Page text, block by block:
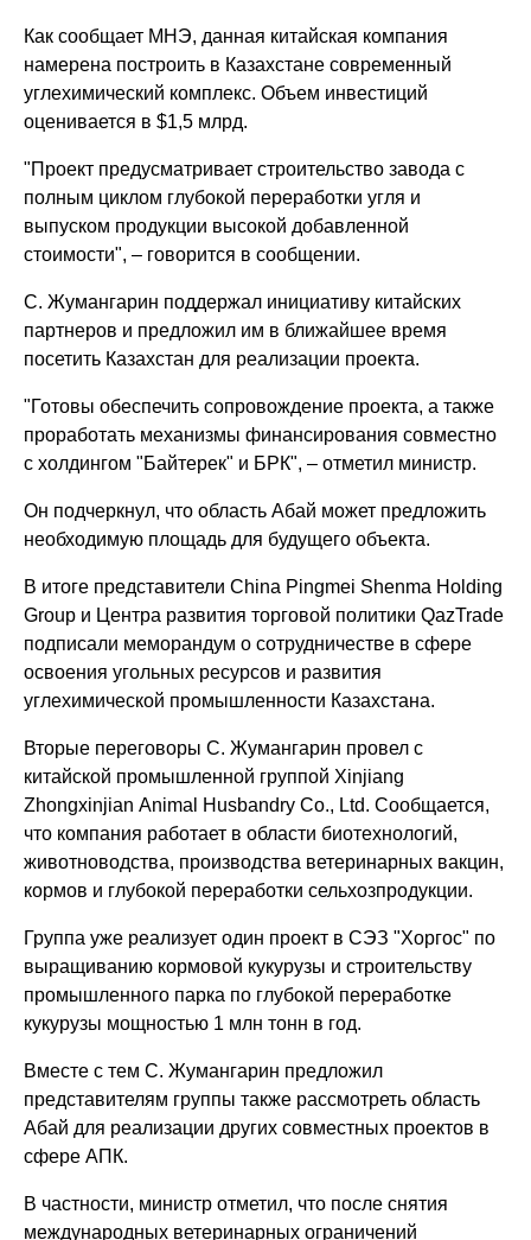
Как сообщает МНЭ, данная китайская компания
намерена построить в Казахстане современный
углехимический комплекс. Объем инвестиций
оценивается в $1,5 млрд.
"Проект предусматривает строительство завода с
полным циклом глубокой переработки угля и
выпуском продукции высокой добавленной
стоимости", – говорится в сообщении.
С. Жумангарин поддержал инициативу китайских
партнеров и предложил им в ближайшее время
посетить Казахстан для реализации проекта.
"Готовы обеспечить сопровождение проекта, а также
проработать механизмы финансирования совместно
с холдингом "Байтерек" и БРК", – отметил министр.
Он подчеркнул, что область Абай может предложить
необходимую площадь для будущего объекта.
В итоге представители China Pingmei Shenma Holding
Group и Центра развития торговой политики QazTrade
подписали меморандум о сотрудничестве в сфере
освоения угольных ресурсов и развития
углехимической промышленности Казахстана.
Вторые переговоры С. Жумангарин провел с
китайской промышленной группой Xinjiang
Zhongxinjian Animal Husbandry Co., Ltd. Сообщается,
что компания работает в области биотехнологий,
животноводства, производства ветеринарных вакцин,
кормов и глубокой переработки сельхозпродукции.
Группа уже реализует один проект в СЭЗ "Хоргос" по
выращиванию кормовой кукурузы и строительству
промышленного парка по глубокой переработке
кукурузы мощностью 1 млн тонн в год.
Вместе с тем С. Жумангарин предложил
представителям группы также рассмотреть область
Абай для реализации других совместных проектов в
сфере АПК.
В частности, министр отметил, что после снятия
международных ветеринарных ограничений